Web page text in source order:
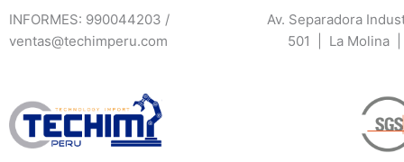
contenido
INFORMES: 990044203 /
ventas@techimperu.com
Av. Separadora
501 | La Molina |